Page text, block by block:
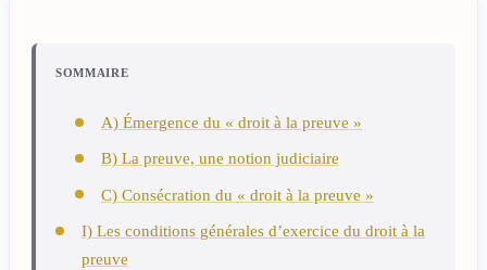
SOMMAIRE
A) Émergence du « droit à la preuve »
B) La preuve, une notion judiciaire
C) Consécration du « droit à la preuve »
I) Les conditions générales d’exercice du droit à la
preuve